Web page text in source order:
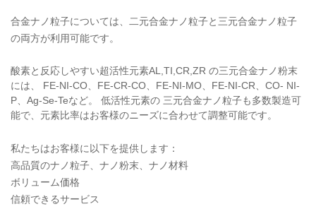
合金ナノ粒子については、二元合金ナノ粒子と三元合金ナノ粒子
の両方が利用可能です。
酸素と反応しやすい超活性元素AL,TI,CR,ZR の三元合金ナノ粉末
には、 FE-NI-CO、FE-CR-CO、FE-NI-MO、FE-NI-CR、CO- NI-
P、Ag-Se-Teなど。 低活性元素の 三元合金ナノ粒子も多数製造可
能で、元素比率はお客様のニーズに合わせて調整可能です。
私たちはお客様に以下を提供します：
高品質のナノ粒子、ナノ粉末、ナノ材料
ボリューム価格
信頼できるサービス